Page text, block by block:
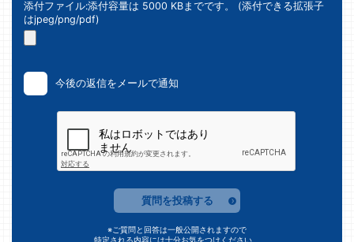
添付ファイル:添付容量は 5000 KBまでです。 (添付できる拡張子
はjpeg/png/pdf)
今後の返信をメールで通知
質問を投稿する
※ご質問と回答は一般公開されますので
特定される内容には十分お気をつけください。